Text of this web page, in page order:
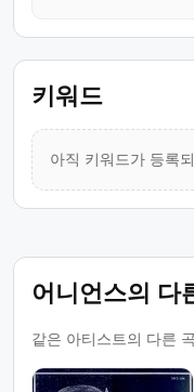
키워드
아직 키워드가 등록
어니언스의 다
같은 아티스트의 다른